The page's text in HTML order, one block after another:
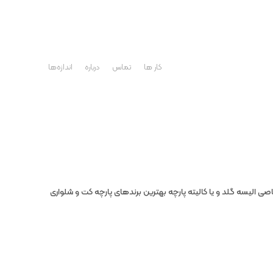
کار ها تماس درباره اندازه‌ها
گلد و یا کالیته پارچه بهترین برندهای پارچه کت و شلواری